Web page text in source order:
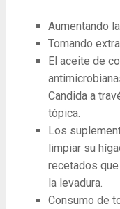
Aumentando
Tomando
El aceite de
Candida a
tópica.
Los
limpiar su
recetados
la levadura.
Consumo de